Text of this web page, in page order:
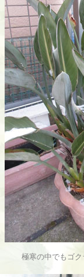
極寒の中でもゴ